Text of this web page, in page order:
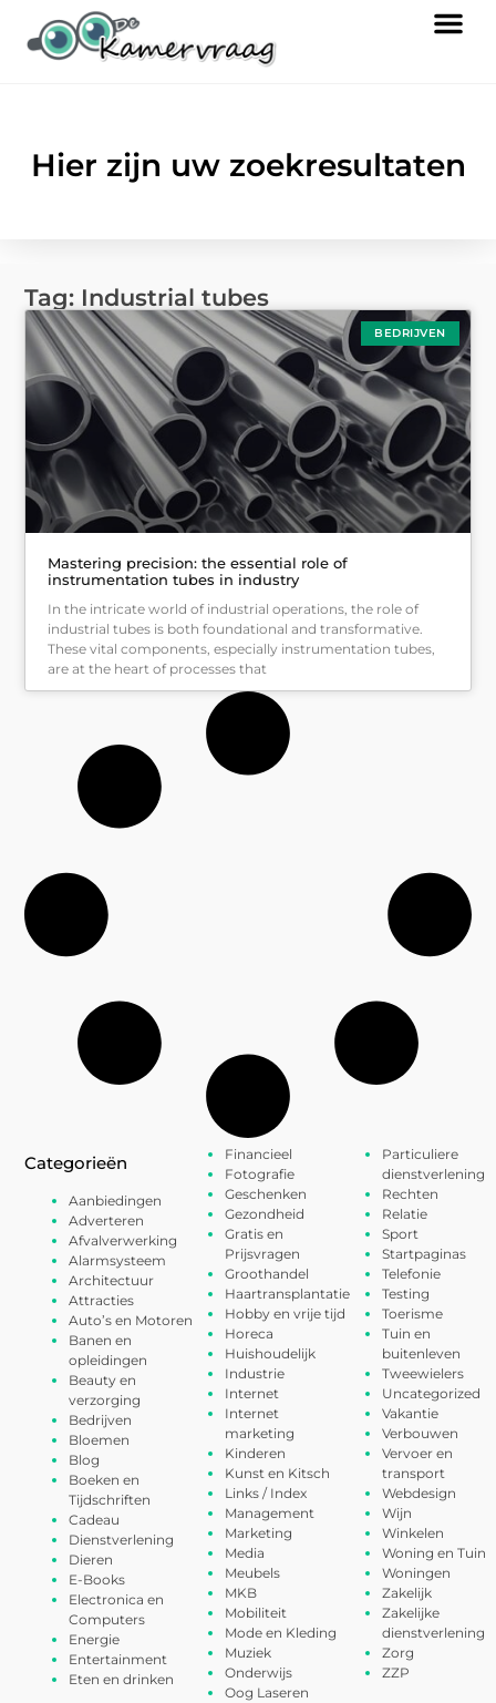
Hier zijn uw zoekresultaten
Tag: Industrial tubes
BEDRIJVEN
Mastering precision: the essential role of
instrumentation tubes in industry
In the intricate world of industrial operations, the role of
industrial tubes is both foundational and transformative.
These vital components, especially instrumentation tubes,
are at the heart of processes that
Categorieën
Aanbiedingen
Adverteren
Afvalverwerking
Alarmsysteem
Architectuur
Attracties
Auto’s en Motoren
Banen en
opleidingen
Beauty en
verzorging
Bedrijven
Bloemen
Blog
Boeken en
Tijdschriften
Cadeau
Dienstverlening
Dieren
E-Books
Electronica en
Computers
Energie
Entertainment
Eten en drinken
Financieel
Fotografie
Geschenken
Gezondheid
Gratis en
Prijsvragen
Groothandel
Haartransplantatie
Hobby en vrije tijd
Horeca
Huishoudelijk
Industrie
Internet
Internet
marketing
Kinderen
Kunst en Kitsch
Links / Index
Management
Marketing
Media
Meubels
MKB
Mobiliteit
Mode en Kleding
Muziek
Onderwijs
Oog Laseren
Particuliere
dienstverlening
Rechten
Relatie
Sport
Startpaginas
Telefonie
Testing
Toerisme
Tuin en
buitenleven
Tweewielers
Uncategorized
Vakantie
Verbouwen
Vervoer en
transport
Webdesign
Wijn
Winkelen
Woning en Tuin
Woningen
Zakelijk
Zakelijke
dienstverlening
Zorg
ZZP